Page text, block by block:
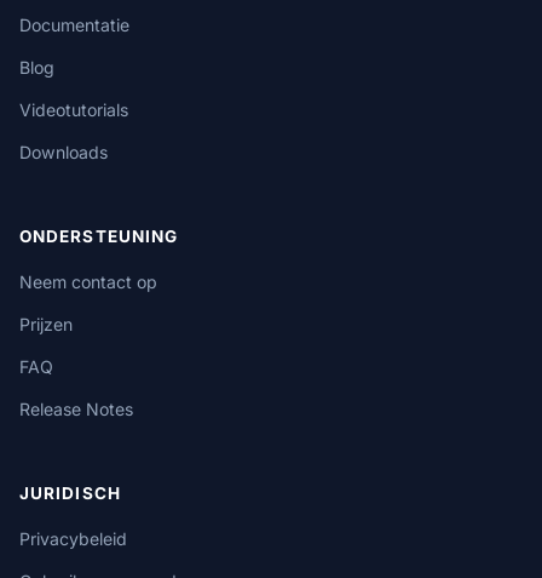
Documentatie
Blog
Videotutorials
Downloads
ONDERSTEUNING
Neem contact op
Prijzen
FAQ
Release Notes
JURIDISCH
Privacybeleid